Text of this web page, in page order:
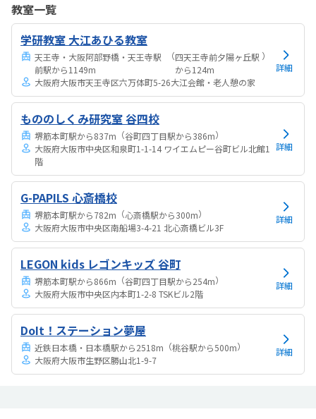
るとの話だったので集中力が持つかどうか気になった。月1度と思うと
月謝は高いと感じる。一人の生徒に二人の先生になる予定ですとのこ
とで贅沢すぎるなと思う反面一緒に学ぶ友達がいるともっと良いなと
思った。教材カリキュラムは問題ないが、教材が良い...
教室一覧
学研教室 大江あひる教室
天王寺・大阪阿部野橋・天王寺駅
前駅から1149m
（四天王寺前夕陽ヶ丘駅
から124m
）
大阪府大阪市天王寺区六万体町5-26大江会館・老人憩の家
詳細
もののしくみ研究室 谷四校
堺筋本町駅から837m （谷町四丁目駅から386m）
大阪府大阪市中央区和泉町1-1-14 ワイエムピー谷町ビル北館1
階
詳細
G-PAPILS 心斎橋校
堺筋本町駅から782m （心斎橋駅から300m）
大阪府大阪市中央区南船場3-4-21 北心斎橋ビル3F
詳細
LEGON kids レゴンキッズ 谷町
堺筋本町駅から866m （谷町四丁目駅から254m）
大阪府大阪市中央区内本町1-2-8 TSKビル2階
詳細
DoIt！ステーション夢屋
近鉄日本橋・日本橋駅から2518m （桃谷駅から500m）
大阪府大阪市生野区勝山北1-9-7
詳細